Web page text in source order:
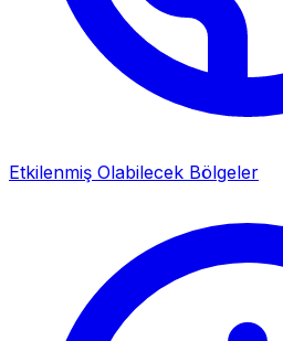
Etkilenmiş Olabilecek Bölgeler